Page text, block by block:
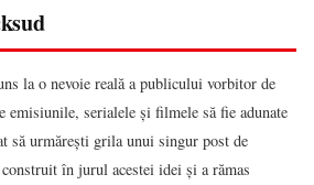
la o nevoie reală a publicului vorbitor de
emisiunile, serialele și filmele să fie adunate
să urmărești grila unui singur post de
în jurul acestei idei și a rămas